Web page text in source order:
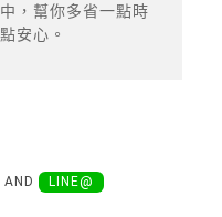
，幫你多省一點時
安心。
AND LINE@